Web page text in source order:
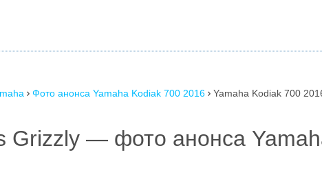
 Фото анонса Yamaha Kodiak 700 2016  Yamaha Kodiak 700
Grizzly — фото анонса